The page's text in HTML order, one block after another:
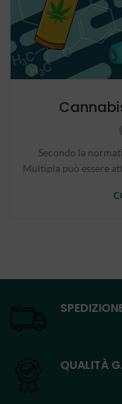
Secondo la
Multipla può essere
QUALITÀ